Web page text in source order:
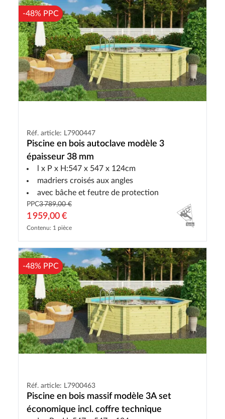
-48% PPC
Réf. article: L7900447
Piscine en bois autoclave modèle 3
épaisseur 38 mm
l x P x H:547 x 547 x 124cm
madriers croisés aux angles
avec bâche et feutre de protection
PPC3 789,00 €
1 959,00 €
Contenu: 1 pièce
-48% PPC
Réf. article: L7900463
Piscine en bois massif modèle 3A set
économique incl. coffre technique